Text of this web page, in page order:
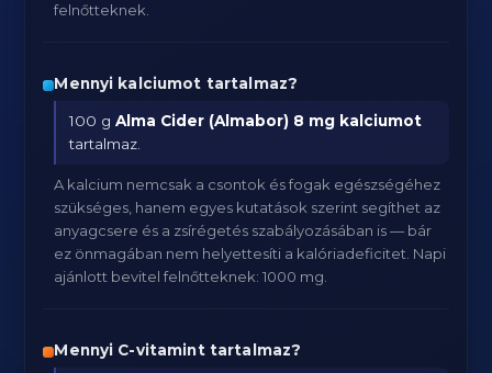
felnőtteknek.
Mennyi kalciumot tartalmaz?
100 gAlma Cider (Almabor) 8 mg kalciumot
tartalmaz.
A kalcium nemcsak a csontok és fogak egészségéhez
szükséges, hanem egyes kutatások szerint segíthet az
anyagcsere és a zsírégetés szabályozásában is — bár
ez önmagában nem helyettesíti a kalóriadeficitet. Napi
ajánlott bevitel felnőtteknek: 1000 mg.
Mennyi C-vitamint tartalmaz?